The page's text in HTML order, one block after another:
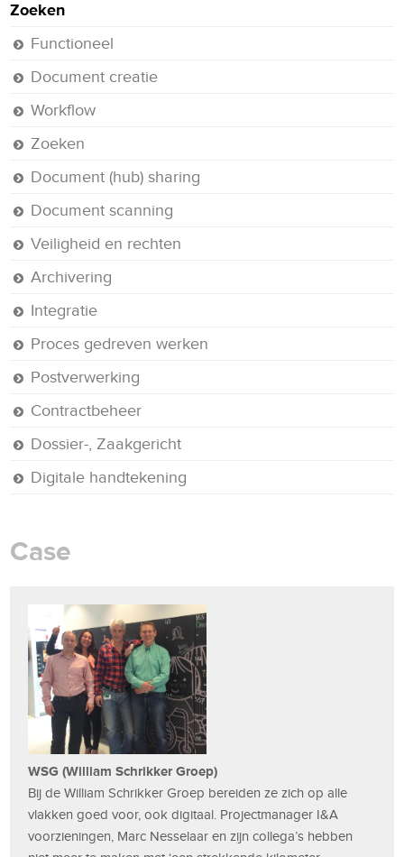
Zoeken
Functioneel
Document creatie
Workflow
Zoeken
Document (hub) sharing
Document scanning
Veiligheid en rechten
Archivering
Integratie
Proces gedreven werken
Postverwerking
Contractbeheer
Dossier-, Zaakgericht
Digitale handtekening
Case
WSG (William Schrikker Groep)
Bij de William Schrikker Groep bereiden ze zich op alle
vlakken goed voor, ook digitaal. Projectmanager I&A
voorzieningen, Marc Nesselaar en zijn collega’s hebben